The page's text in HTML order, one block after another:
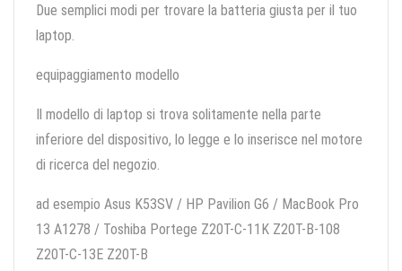
Due semplici modi per trovare la batteria giusta per il tuo
laptop.
equipaggiamento modello
Il modello di laptop si trova solitamente nella parte
inferiore del dispositivo, lo legge e lo inserisce nel motore
di ricerca del negozio.
ad esempio Asus K53SV / HP Pavilion G6 / MacBook Pro
13 A1278 / Toshiba Portege Z20T-C-11K Z20T-B-108
Z20T-C-13E Z20T-B